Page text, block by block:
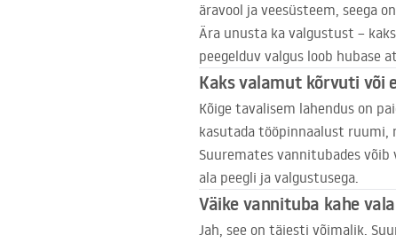
äravool ja veesüsteem, seega
Ära unusta ka valgustust –
peegelduv valgus loob hubase
Kaks valamut kõrvuti või
Kõige tavalisem lahendus on
kasutada tööpinnaalust ruumi,
Suuremates vannitubades
ala peegli ja valgustusega.
Väike vannituba kahe
Jah, see on täiesti võimalik.